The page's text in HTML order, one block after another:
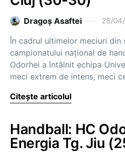
Dragoş Asaftei 28/04/
În cadrul ultimelor meciuri din
campionatului național de
Odorhei a întâlnit echipa
meci extrem de intens, meci
Citește articolul
Handball: HC
Energia Tg. Jiu